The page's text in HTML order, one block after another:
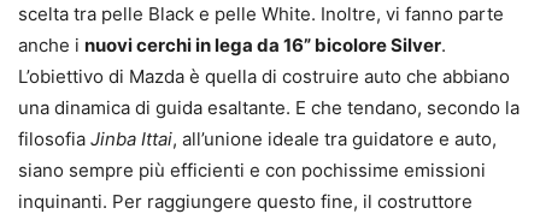
scelta tra pelle Black e pelle White. Inoltre, vi fanno parte
anche i nuovi cerchi in lega da 16” bicolore Silver.
L’obiettivo di Mazda è quella di costruire auto che abbiano
una dinamica di guida esaltante. E che tendano, secondo la
filosofia Jinba Ittai, all’unione ideale tra guidatore e auto,
siano sempre più efficienti e con pochissime emissioni
inquinanti. Per raggiungere questo fine, il costruttore